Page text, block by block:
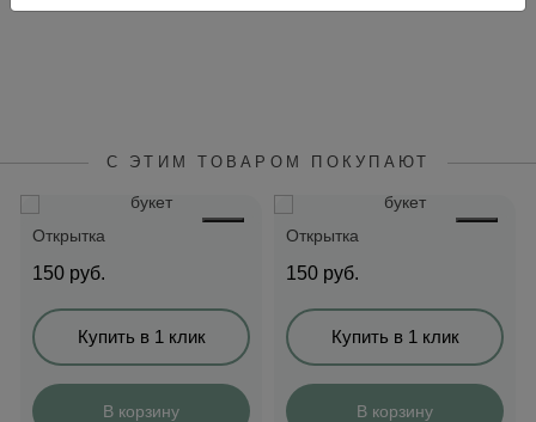
С ЭТИМ ТОВАРОМ ПОКУПАЮТ
Открытка
150 руб.
Купить в 1 клик
В корзину
Открытка
150 руб.
Купить в 1 клик
В корзину